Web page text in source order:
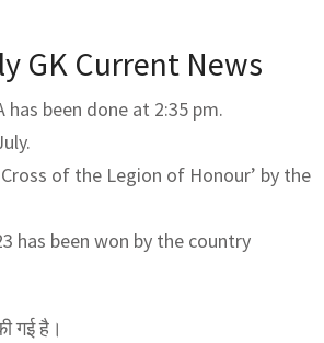
GK Current News
has been done at 2:35 pm.
of the Legion of Honour’ by the
has been won by the country
गई है।